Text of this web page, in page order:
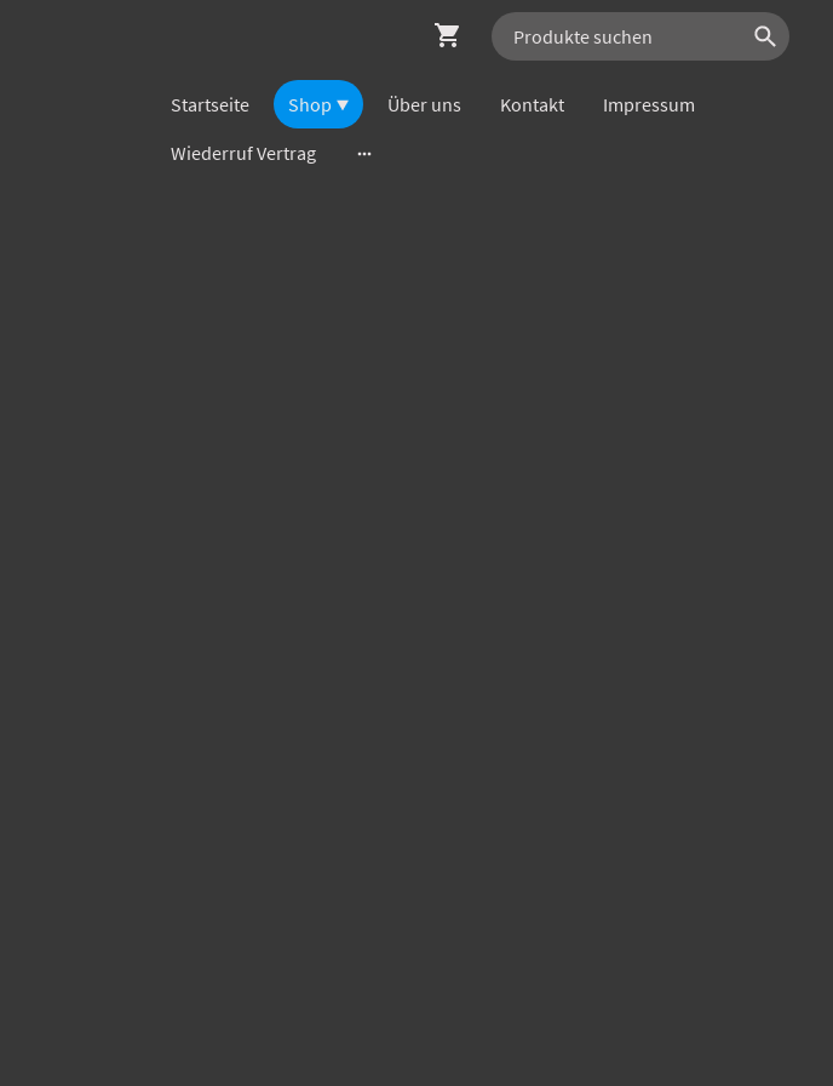
Startseite Shop Über uns Kontakt
Impressum
Wiederruf Vertrag